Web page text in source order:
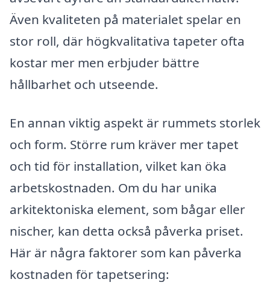
Även kvaliteten på materialet spelar en
stor roll, där högkvalitativa tapeter ofta
kostar mer men erbjuder bättre
hållbarhet och utseende.
En annan viktig aspekt är rummets storlek
och form. Större rum kräver mer tapet
och tid för installation, vilket kan öka
arbetskostnaden. Om du har unika
arkitektoniska element, som bågar eller
nischer, kan detta också påverka priset.
Här är några faktorer som kan påverka
kostnaden för tapetsering: